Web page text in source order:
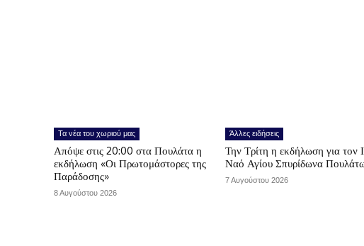
Τα νέα του χωριού μας
Απόψε στις 20:00 στα Πουλάτα η
εκδήλωση «Οι Πρωτομάστορες της
Παράδοσης»
8 Αυγούστου 2026
Άλλες ειδήσεις
Την Τρίτη η εκδήλωση για τον
Ναό Αγίου Σπυρίδωνα
7 Αυγούστου 2026